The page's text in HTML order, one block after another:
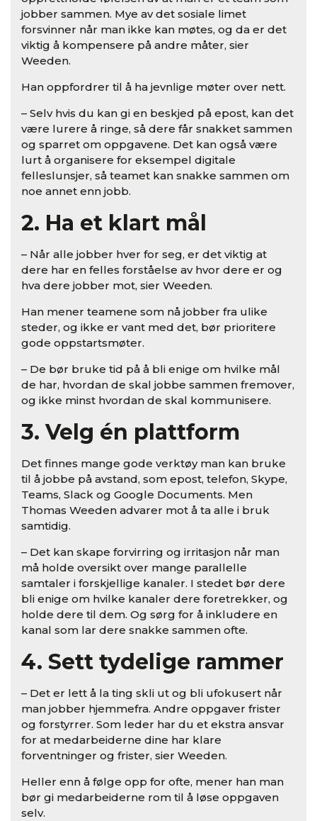
jobber sammen. Mye av det sosiale limet
forsvinner når man ikke kan møtes, og da er det
viktig å kompensere på andre måter, sier
Weeden.
Han oppfordrer til å ha jevnlige møter over nett.
– Selv hvis du kan gi en beskjed på epost, kan det
være lurere å ringe, så dere får snakket sammen
og sparret om oppgavene. Det kan også være
lurt å organisere for eksempel digitale
felleslunsjer, så teamet kan snakke sammen om
noe annet enn jobb.
2. Ha et klart mål
– Når alle jobber hver for seg, er det viktig at
dere har en felles forståelse av hvor dere er og
hva dere jobber mot, sier Weeden.
Han mener teamene som nå jobber fra ulike
steder, og ikke er vant med det, bør prioritere
gode oppstartsmøter.
– De bør bruke tid på å bli enige om hvilke mål
de har, hvordan de skal jobbe sammen fremover,
og ikke minst hvordan de skal kommunisere.
3. Velg én plattform
Det finnes mange gode verktøy man kan bruke
til å jobbe på avstand, som epost, telefon, Skype,
Teams, Slack og Google Documents. Men
Thomas Weeden advarer mot å ta alle i bruk
samtidig.
– Det kan skape forvirring og irritasjon når man
må holde oversikt over mange parallelle
samtaler i forskjellige kanaler. I stedet bør dere
bli enige om hvilke kanaler dere foretrekker, og
holde dere til dem. Og sørg for å inkludere en
kanal som lar dere snakke sammen ofte.
4. Sett tydelige rammer
– Det er lett å la ting skli ut og bli ufokusert når
man jobber hjemmefra. Andre oppgaver frister
og forstyrrer. Som leder har du et ekstra ansvar
for at medarbeiderne dine har klare
forventninger og frister, sier Weeden.
Heller enn å følge opp for ofte, mener han man
bør gi medarbeiderne rom til å løse oppgaven
selv.